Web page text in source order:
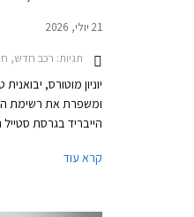
21 יולי, 2026
תגיות: רכב חדש, חדשות
יוניון מוטורס,
ומשפרת את רשימת
הייבריד בגרסת
אינץ', חלונות
קרא עוד